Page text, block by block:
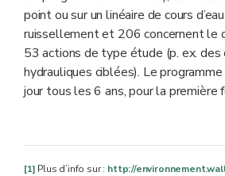
point ou sur un linéaire de cours
ruissellement et 206 concernent le
53 actions de type étude (p. ex. des
hydrauliques ciblées). Le programme
jour tous les 6 ans, pour la première
[1] Plus d’info sur : http://